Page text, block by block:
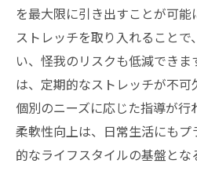
を最大限に引き出すことが可
ストレッチを取り入れること
い、怪我のリスクも低減できま
は、定期的なストレッチが不可
個別のニーズに応じた指導が行
柔軟性向上は、日常生活にも
的なライフスタイルの基盤とな